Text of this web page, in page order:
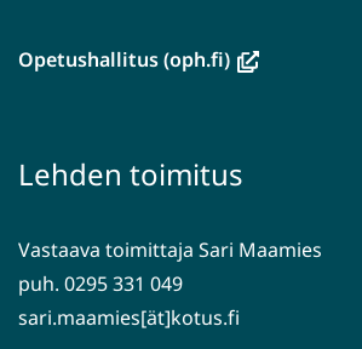
Opetushallitus (oph.fi)(avautuu
toiseen
Lehden toimitus
Vastaava toimittaja Sari Maamies
puh. 0295 331 049
sari.maamies[ät]kotus.fi